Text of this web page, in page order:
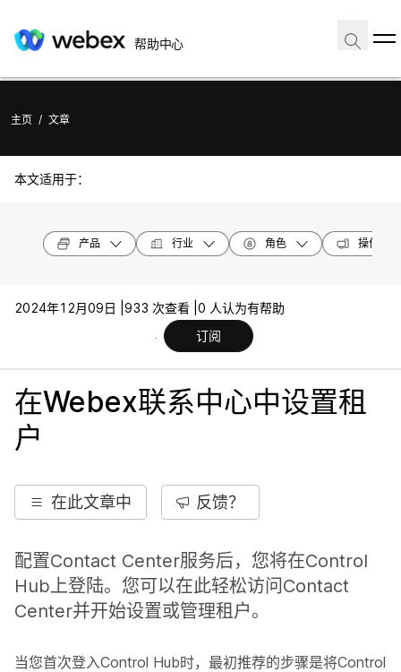
帮助中心
主页 / 文章
本文适用于：
产品 行业 角色 操作系统
2024年12月09日 | 933 次查看 | 0 人认为有帮助
订阅
在Webex联系中心中设置租
户
在此文章中 反馈？
配置Contact Center服务后，您将在Control
Hub上登陆。您可以在此轻松访问Contact
Center并开始设置或管理租户。
当您首次登入Control Hub时，最初推荐的步骤是将Control